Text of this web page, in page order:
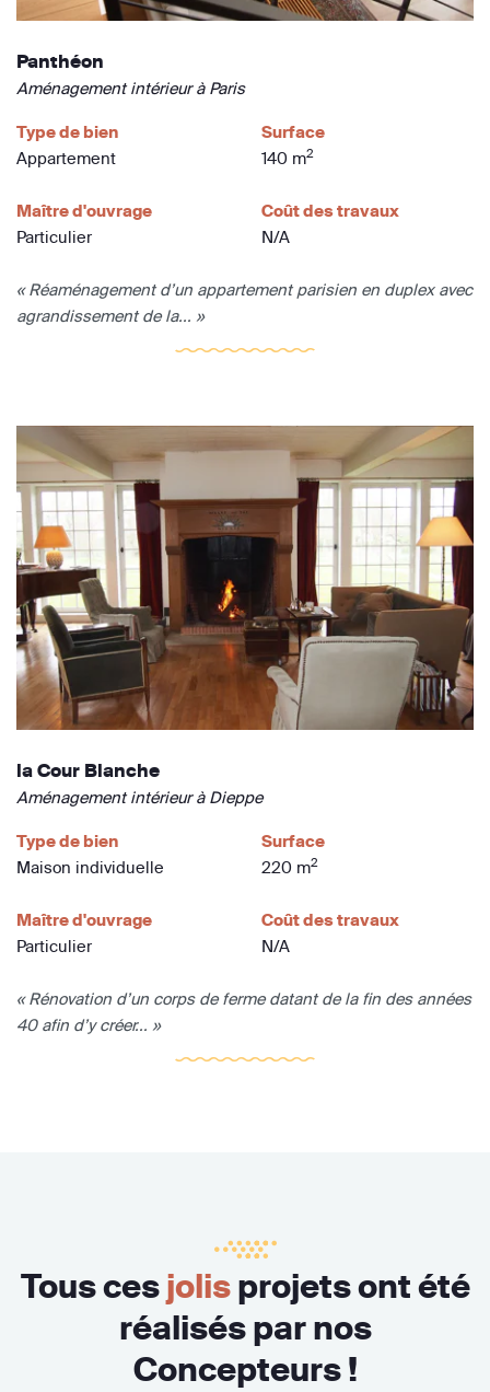
Panthéon
Aménagement intérieur à Paris
Type de bien
Appartement
Surface
140 m2
Maître d'ouvrage
Particulier
Coût des travaux
N/A
« Réaménagement d’un appartement parisien en duplex avec
agrandissement de la... »
la Cour Blanche
Aménagement intérieur à Dieppe
Type de bien
Maison individuelle
Surface
220 m2
Maître d'ouvrage
Particulier
Coût des travaux
N/A
« Rénovation d’un corps de ferme datant de la fin des années
40 afin d’y créer... »
Tous cesjolisprojets ont été
réalisés par nos
Concepteurs !